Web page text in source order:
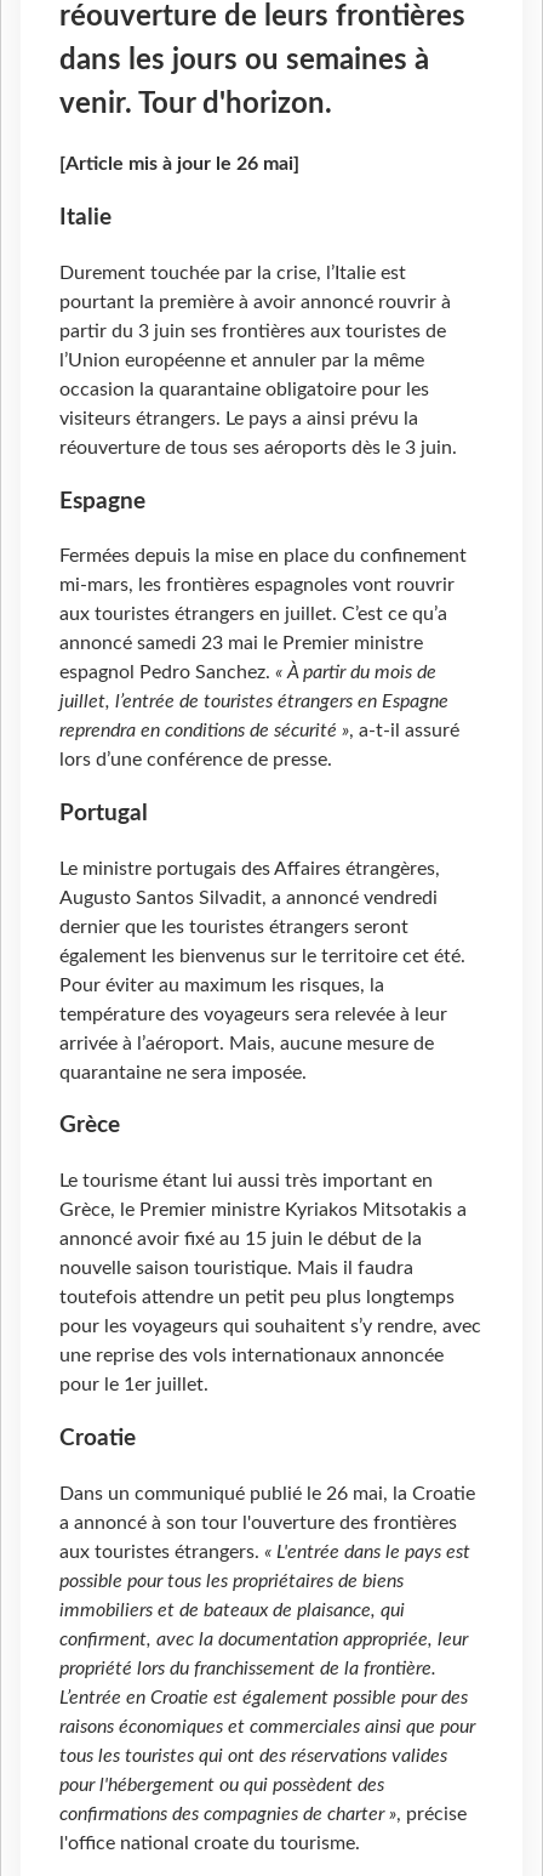
réouverture de leurs frontières
dans les jours ou semaines à
venir. Tour d'horizon.
[Article mis à jour le 26 mai]
Italie
Durement touchée par la crise, l’Italie est
pourtant la première à avoir annoncé rouvrir à
partir du 3 juin ses frontières aux touristes de
l’Union européenne et annuler par la même
occasion la quarantaine obligatoire pour les
visiteurs étrangers. Le pays a ainsi prévu la
réouverture de tous ses aéroports dès le 3 juin.
Espagne
Fermées depuis la mise en place du confinement
mi-mars, les frontières espagnoles vont rouvrir
aux touristes étrangers en juillet. C’est ce qu’a
annoncé samedi 23 mai le Premier ministre
espagnol Pedro Sanchez. « À partir du mois de
juillet, l’entrée de touristes étrangers en Espagne
reprendra en conditions de sécurité », a-t-il assuré
lors d’une conférence de presse.
Portugal
Le ministre portugais des Affaires étrangères,
Augusto Santos Silvadit, a annoncé vendredi
dernier que les touristes étrangers seront
également les bienvenus sur le territoire cet été.
Pour éviter au maximum les risques, la
température des voyageurs sera relevée à leur
arrivée à l’aéroport. Mais, aucune mesure de
quarantaine ne sera imposée.
Grèce
Le tourisme étant lui aussi très important en
Grèce, le Premier ministre Kyriakos Mitsotakis a
annoncé avoir fixé au 15 juin le début de la
nouvelle saison touristique. Mais il faudra
toutefois attendre un petit peu plus longtemps
pour les voyageurs qui souhaitent s’y rendre, avec
une reprise des vols internationaux annoncée
pour le 1er juillet.
Croatie
Dans un communiqué publié le 26 mai, la Croatie
a annoncé à son tour l'ouverture des frontières
aux touristes étrangers. « L'entrée dans le pays est
possible pour tous les propriétaires de biens
immobiliers et de bateaux de plaisance, qui
confirment, avec la documentation appropriée, leur
propriété lors du franchissement de la frontière.
L’entrée en Croatie est également possible pour des
raisons économiques et commerciales ainsi que pour
tous les touristes qui ont des réservations valides
pour l'hébergement ou qui possèdent des
confirmations des compagnies de charter », précise
l'office national croate du tourisme.